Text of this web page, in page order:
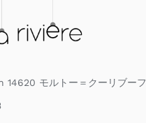
モルトー＝クーリブーフ